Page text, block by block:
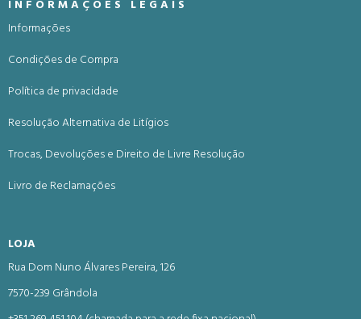
INFORMAÇÕES LEGAIS
Informações
Condições de Compra
Política de privacidade
Resolução Alternativa de Litígios
Trocas, Devoluções e Direito de Livre Resolução
Livro de Reclamações
LOJA
Rua Dom Nuno Álvares Pereira, 126
7570-239 Grândola